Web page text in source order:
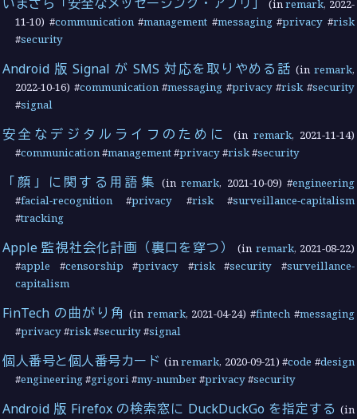
(inremark, 2022-
11-10) #communication#management #messaging#privacy #risk
#security
Android 版 Signal が SMS 対応を取りやめる話 (in remark,
2022-10-16) #communication#messaging #privacy#risk#security
#signal
安全なデジタルライフのために (in remark, 2021-11-14)
#communication#management#privacy#risk#security
「顔」に関する用語集 (inremark, 2021-10-09) #engineering
#facial-recognition #privacy #risk#surveillance-capitalism
#tracking
Apple 監視社会化計画（裏口を穿つ） (in remark, 2021-08-22)
#apple #censorship #privacy #risk#security #surveillance-
capitalism
FinTech の曲がり角 (in remark, 2021-04-24) #fintech #messaging
#privacy#risk#security#signal
個人番号と個人番号カード (inremark, 2020-09-21) #code #design
#engineering#grigori#my-number#privacy#security
Android 版 Firefox の検索窓に DuckDuckGo を指定する (in